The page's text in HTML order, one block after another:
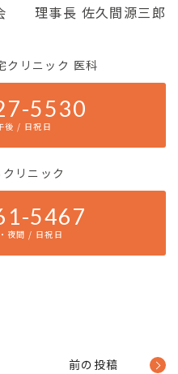
理事長 佐久間源三郎
クリニック 医科
5530
後 / 日祝日
リニック
5467
夜間 / 日祝日
前の投稿